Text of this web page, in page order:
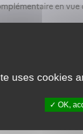
uses cookies
OK,
en vue
à cette
est pas
la solution